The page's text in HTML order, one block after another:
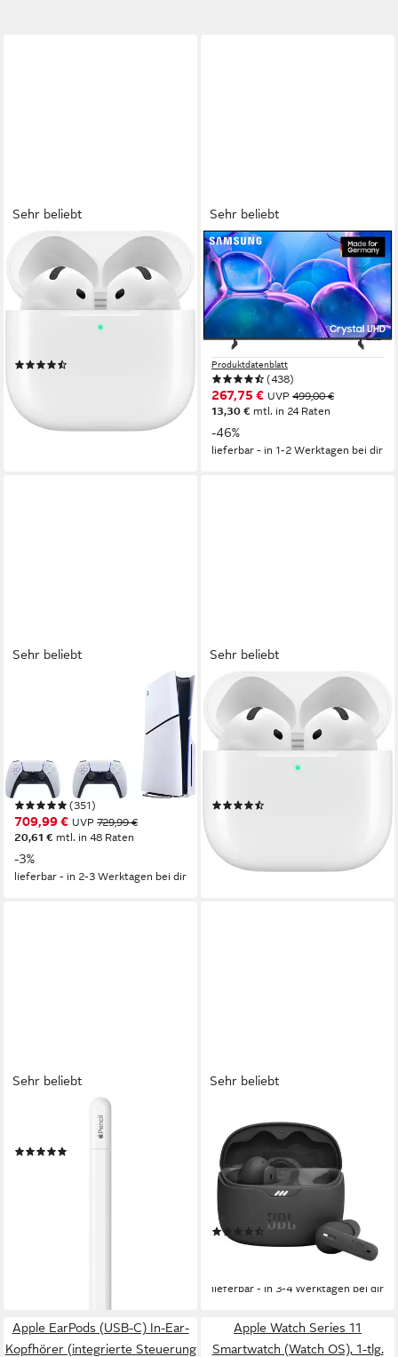
Sehr beliebt
APPLE
AirPods 4 ANC wireless In-
Ear-Kopfhörer
max. Laufzeit
lieferbar - in 1-2 Werktagen bei dir
Sehr beliebt
SAMSUNG
GU43U7099FU LED-
Fernseher
108 cm/43 Zoll
Diagonale
Bildschirmtechnologie
4K Ultra HD Auflösung
Produktdatenblatt
(438)
267,75 € UVP 499,00 €
13,30 € mtl. in 24 Raten
-46%
lieferbar - in 1-2 Werktagen bei dir
Sehr beliebt
Full HD, 4K
Videoformat
4K-Blu-ray
Laufwerk
(351)
709,99 € UVP 729,99 €
20,61 € mtl. in 48 Raten
-3%
lieferbar - in 2-3 Werktagen bei dir
Sehr beliebt
APPLE
AirPods 4 ANC wireless In-
Ear-Kopfhörer
max. Laufzeit
lieferbar - in 1-2 Werktagen bei dir
Sehr beliebt
Eingabestift Pencil (USB-C)
Sehr beliebt
Tune 245NC TWS wireless
In-Ear-Kopfhörer
Bluetooth Verbindung
max. Laufzeit
0,12 kg
(432)
59,99 € UVP99,99 €
lieferbar - in 3-4 Werktagen bei dir
Apple EarPods (USB-C) In-Ear-
Kopfhörer (integrierte Steuerung
Apple Watch Series 11
Smartwatch (Watch OS), 1-tlg.